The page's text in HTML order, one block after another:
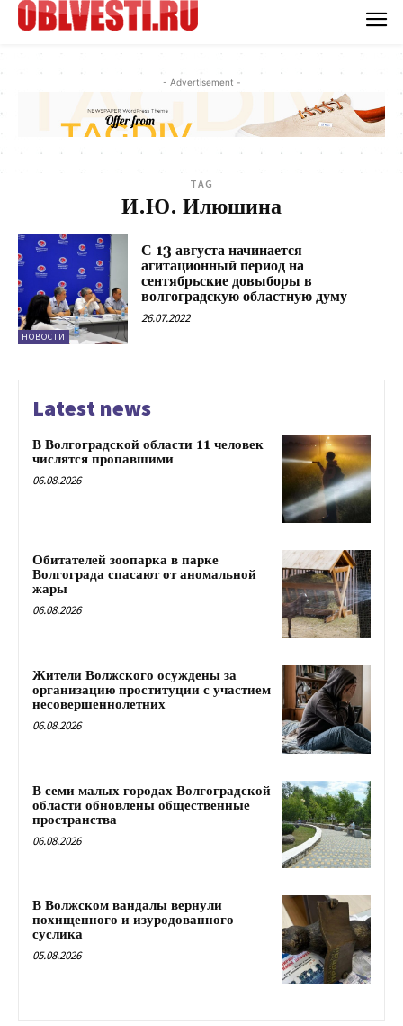
- Advertisement -
TAG
И.Ю. Илюшина
НОВОСТИ
С 13 августа начинается
агитационный период на
сентябрьские довыборы в
волгоградскую областную думу
26.07.2022
Latest news
В Волгоградской области 11 человек
числятся пропавшими
06.08.2026
Обитателей зоопарка в парке
Волгограда спасают от аномальной
жары
06.08.2026
Жители Волжского осуждены за
организацию проституции с участием
несовершеннолетних
06.08.2026
В семи малых городах Волгоградской
области обновлены общественные
пространства
06.08.2026
В Волжском вандалы вернули
похищенного и изуродованного
суслика
05.08.2026